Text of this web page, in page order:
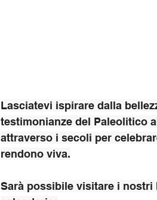
Lasciatevi ispirare dalla
testimonianze del Paleolitico
attraverso i secoli per
rendono viva.
Sarà possibile visitare i